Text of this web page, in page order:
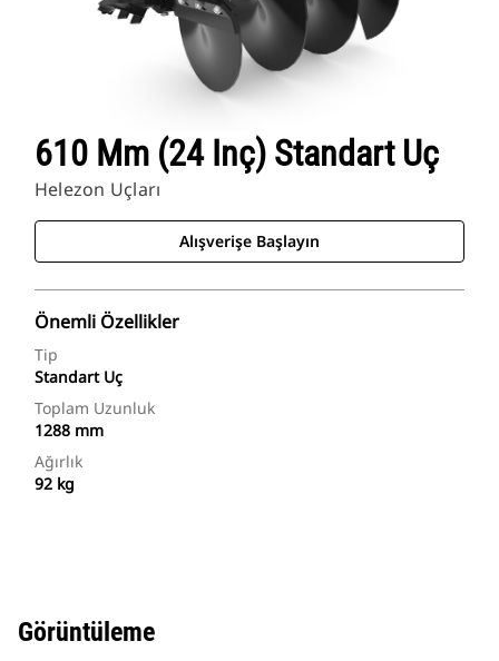
610 Mm (24 Inç) Standart Uç
Helezon Uçları
Alışverişe Başlayın
Önemli Özellikler
Tip
Standart Uç
Toplam Uzunluk
1288 mm
Ağırlık
92 kg
Görüntüleme